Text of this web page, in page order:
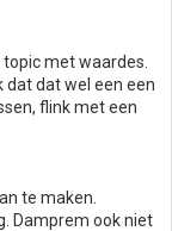
met waardes.
dat dat wel een een
flink met een
te maken.
Damprem ook niet